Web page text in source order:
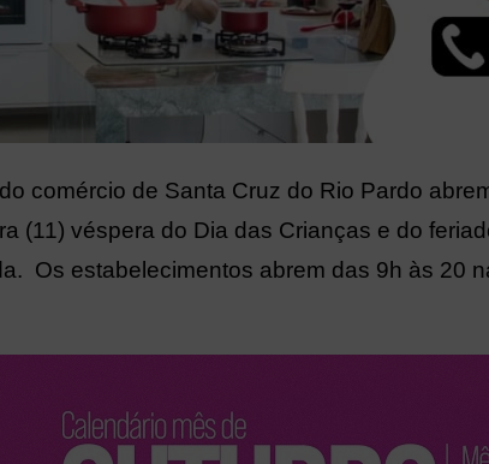
comércio de Santa Cruz do Rio Pardo
(11) véspera do Dia das Crianças e do
Os estabelecimentos abrem das 9h às 20